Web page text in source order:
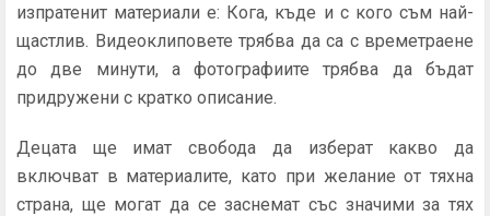
изпратенит материали е: Кога, къде и с кого съм най-
щастлив. Видеоклиповете трябва да са с времетраене
до две минути, а фотографиите трябва да бъдат
придружени с кратко описание.
Децата ще имат свобода да изберат какво да
включват в материалите, като при желание от тяхна
страна, ще могат да се заснемат със значими за тях